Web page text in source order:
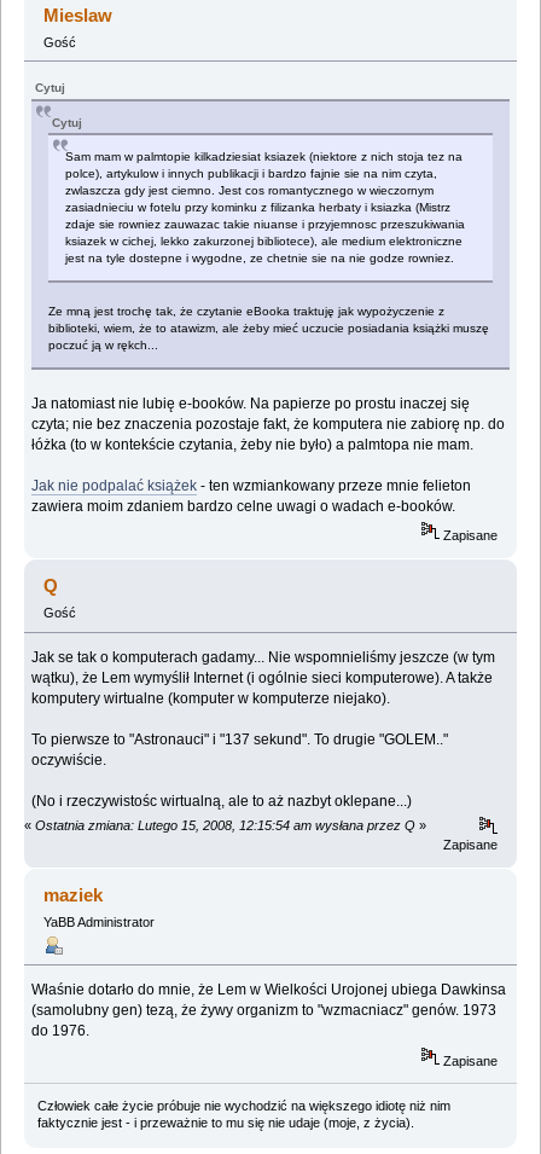
Mieslaw
Gość
Cytuj
Cytuj
Sam mam w palmtopie kilkadziesiat ksiazek (niektore z nich stoja tez na
polce), artykulow i innych publikacji i bardzo fajnie sie na nim czyta,
zwlaszcza gdy jest ciemno. Jest cos romantycznego w wieczornym
zasiadnieciu w fotelu przy kominku z filizanka herbaty i ksiazka (Mistrz
zdaje sie rowniez zauwazac takie niuanse i przyjemnosc przeszukiwania
ksiazek w cichej, lekko zakurzonej bibliotece), ale medium elektroniczne
jest na tyle dostepne i wygodne, ze chetnie sie na nie godze rowniez.
Ze mną jest trochę tak, że czytanie eBooka traktuję jak wypożyczenie z
biblioteki, wiem, że to atawizm, ale żeby mieć uczucie posiadania książki muszę
poczuć ją w rękch...
Ja natomiast nie lubię e-booków. Na papierze po prostu inaczej się
czyta; nie bez znaczenia pozostaje fakt, że komputera nie zabiorę np. do
łóżka (to w kontekście czytania, żeby nie było) a palmtopa nie mam.
Jak nie podpalać książek - ten wzmiankowany przeze mnie felieton
zawiera moim zdaniem bardzo celne uwagi o wadach e-booków.
Zapisane
Q
Gość
Jak se tak o komputerach gadamy... Nie wspomnieliśmy jeszcze (w tym
wątku), że Lem wymyślił Internet (i ogólnie sieci komputerowe). A także
komputery wirtualne (komputer w komputerze niejako).
To pierwsze to "Astronauci" i "137 sekund". To drugie "GOLEM.."
oczywiście.
(No i rzeczywistośc wirtualną, ale to aż nazbyt oklepane...)
« Ostatnia zmiana: Lutego 15, 2008, 12:15:54 am wysłana przez Q »
Zapisane
maziek
YaBB Administrator
Właśnie dotarło do mnie, że Lem w Wielkości Urojonej ubiega Dawkinsa
(samolubny gen) tezą, że żywy organizm to "wzmacniacz" genów. 1973
do 1976.
Zapisane
Człowiek całe życie próbuje nie wychodzić na większego idiotę niż nim
faktycznie jest - i przeważnie to mu się nie udaje (moje, z życia).